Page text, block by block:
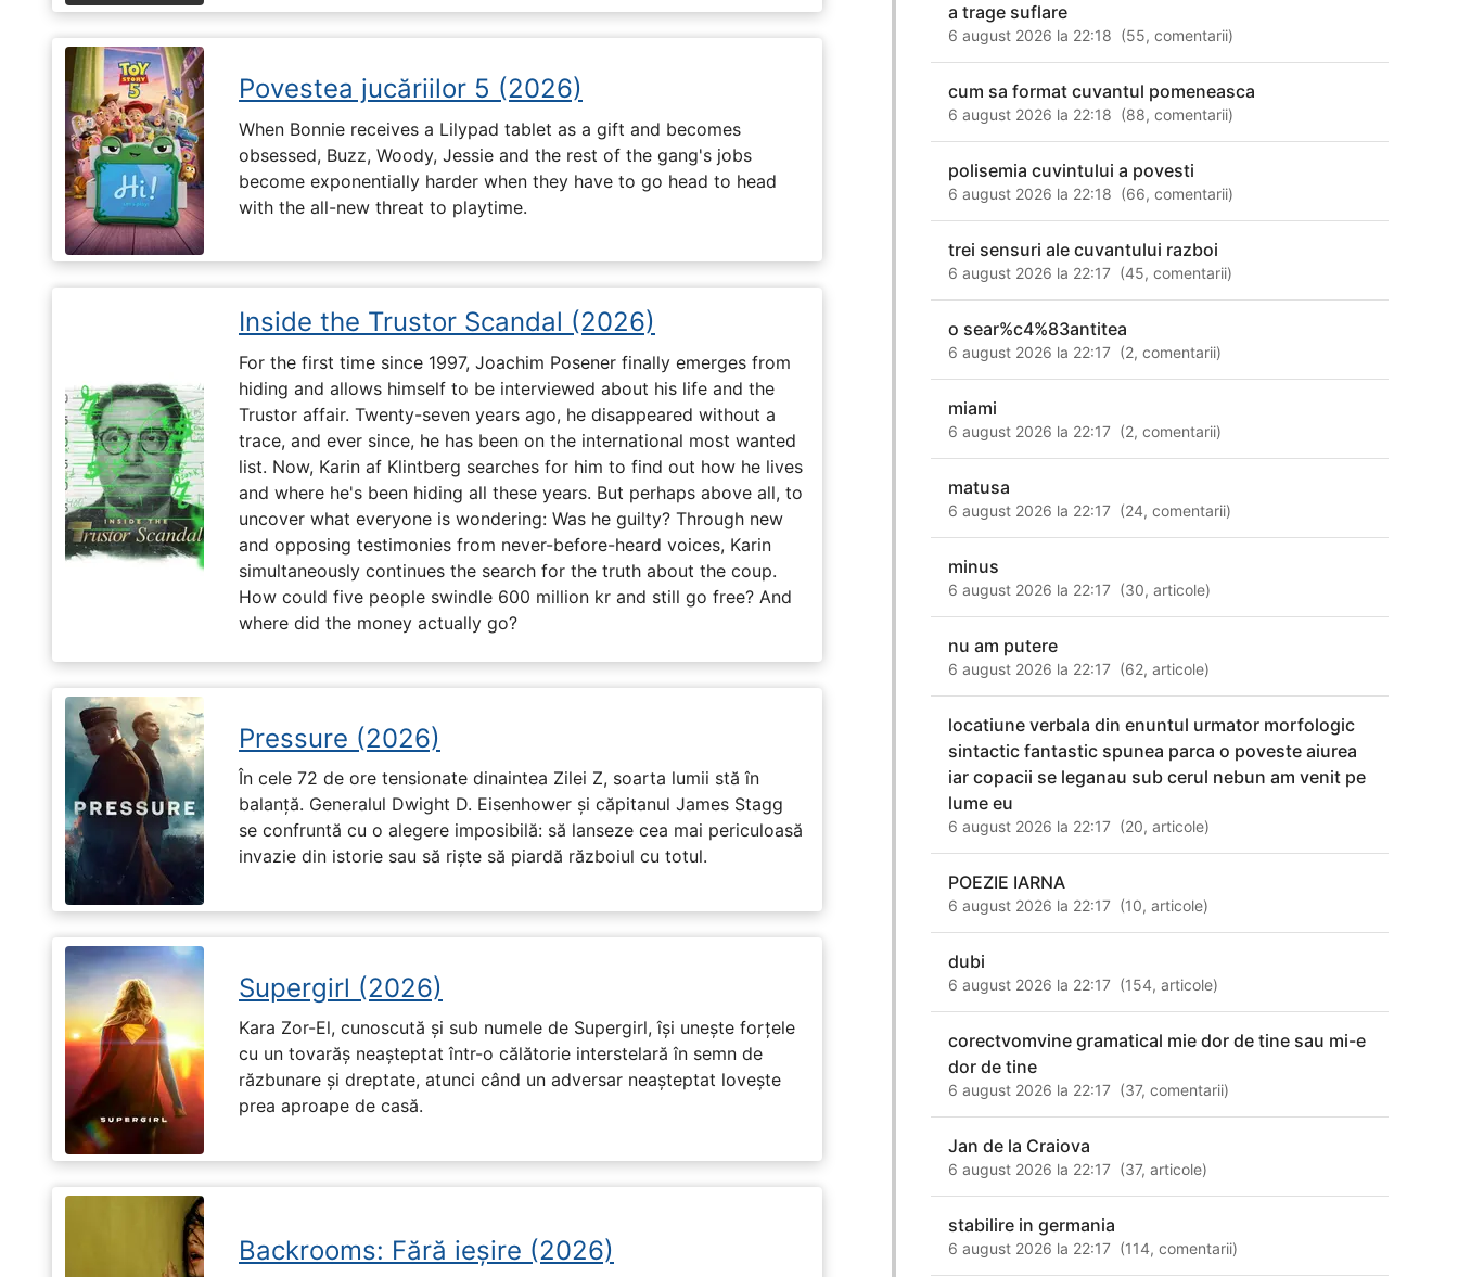
Povestea jucăriilor 5 (2026)
When Bonnie receives a Lilypad tablet as a gift and becomes
obsessed, Buzz, Woody, Jessie and the rest of the gang's jobs
become exponentially harder when they have to go head to head
with the all-new threat to playtime.
Inside the Trustor Scandal (2026)
For the first time since 1997, Joachim Posener finally emerges from
hiding and allows himself to be interviewed about his life and the
Trustor affair. Twenty-seven years ago, he disappeared without a
trace, and ever since, he has been on the international most wanted
list. Now, Karin af Klintberg searches for him to find out how he lives
and where he's been hiding all these years. But perhaps above all, to
uncover what everyone is wondering: Was he guilty? Through new
and opposing testimonies from never-before-heard voices, Karin
simultaneously continues the search for the truth about the coup.
How could five people swindle 600 million kr and still go free? And
where did the money actually go?
Pressure (2026)
În cele 72 de ore tensionate dinaintea Zilei Z, soarta lumii stă în
balanță. Generalul Dwight D. Eisenhower și căpitanul James Stagg
se confruntă cu o alegere imposibilă: să lanseze cea mai periculoasă
invazie din istorie sau să riște să piardă războiul cu totul.
Supergirl (2026)
Kara Zor-El, cunoscută și sub numele de Supergirl, își unește forțele
cu un tovarăș neașteptat într-o călătorie interstelară în semn de
răzbunare și dreptate, atunci când un adversar neașteptat lovește
prea aproape de casă.
Backrooms: Fără ieșire (2026)
a trage suflare
6 august 2026 la 22:18 (55,comentarii)
cum sa format cuvantul pomeneasca
6 august 2026 la 22:18 (88,comentarii)
polisemia cuvintului a povesti
6 august 2026 la 22:18 (66,comentarii)
trei sensuri ale cuvantului razboi
6 august 2026 la 22:17 (45,comentarii)
o sear%c4%83antitea
6 august 2026 la 22:17 (2,comentarii)
miami
6 august 2026 la 22:17 (2,comentarii)
matusa
6 august 2026 la 22:17 (24,comentarii)
minus
6 august 2026 la 22:17 (30,articole)
nu am putere
6 august 2026 la 22:17 (62,articole)
locatiune verbala din enuntul urmator morfologic
sintactic fantastic spunea parca o poveste aiurea
iar copacii se leganau sub cerul nebun am venit pe
lume eu
6 august 2026 la 22:17 (20,articole)
POEZIE IARNA
6 august 2026 la 22:17 (10,articole)
dubi
6 august 2026 la 22:17 (154,articole)
corectvomvine gramatical mie dor de tine sau mi-e
dor de tine
6 august 2026 la 22:17 (37,comentarii)
Jan de la Craiova
6 august 2026 la 22:17 (37,articole)
stabilire in germania
6 august 2026 la 22:17 (114,comentarii)